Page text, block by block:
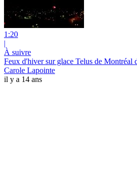
1:20
|
À suivre
Feux d'hiver sur glace Telus de Montréal
Carole Lapointe
il y a 14 ans